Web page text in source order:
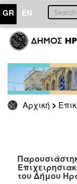
GR EN
Αρχική
ΕΠΙΚΑΙΡΟΤΗΤΑ
Τύπου
Αρχείο
ΕΠΙΣΚΕΠΤΗΣ
ΗΡΑΚΛΕΙΟ
του Δήμου